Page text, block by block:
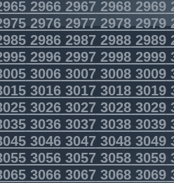
29662967 29682969
2976297729782979
2986298729882989
2996299729982999
3006300730083009
3016301730183019
3026302730283029
3036303730383039
3046304730483049
3056305730583059
3066306730683069